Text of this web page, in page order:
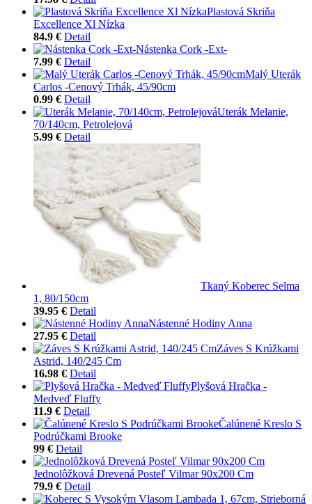
Plastová Skriňa
Excellence Xl Nízka
84.9 € Detail
Nástenka Cork -Ext-
7.99 € Detail
Malý Uterák
Carlos -Cenový Trhák, 45/90cm
0.99 € Detail
Uterák Melanie,
70/140cm, Petrolejová
5.99 € Detail
Tkaný Koberec Selma
1, 80/150cm
39.95 € Detail
Nástenné Hodiny Anna
27.95 € Detail
Záves S Krúžkami
Astrid, 140/245 Cm
16.98 € Detail
Plyšová Hračka -
Medveď Fluffy
11.9 € Detail
Čalúnené Kreslo S
Podrúčkami Brooke
99 € Detail
Jednolôžková Drevená Posteľ Vilmar 90x200 Cm
79.9 € Detail